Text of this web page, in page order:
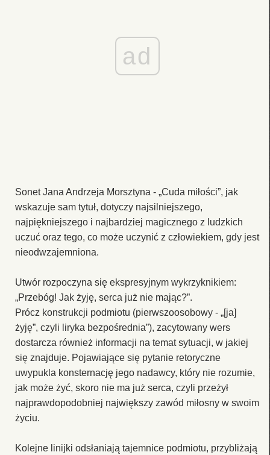
ad
Sonet Jana Andrzeja Morsztyna - „Cuda miłości”, jak
wskazuje sam tytuł, dotyczy najsilniejszego,
najpiękniejszego i najbardziej magicznego z ludzkich
uczuć oraz tego, co może uczynić z człowiekiem, gdy jest
nieodwzajemniona.
Utwór rozpoczyna się ekspresyjnym wykrzyknikiem:
„Przebóg! Jak żyję, serca już nie mając?”.
Prócz konstrukcji podmiotu (pierwszoosobowy - „[ja]
żyję”, czyli liryka bezpośrednia”), zacytowany wers
dostarcza również informacji na temat sytuacji, w jakiej
się znajduje. Pojawiające się pytanie retoryczne
uwypukla konsternację jego nadawcy, który nie rozumie,
jak może żyć, skoro nie ma już serca, czyli przeżył
najprawdopodobniej największy zawód miłosny w swoim
życiu.
Kolejne linijki odsłaniają tajemnice podmiotu, przybliżają